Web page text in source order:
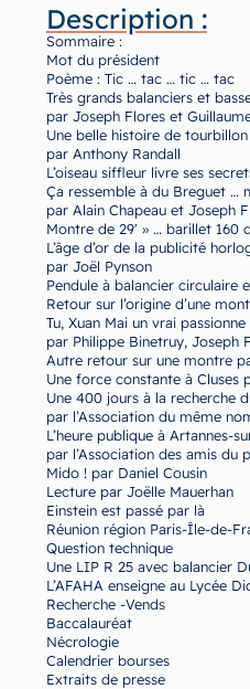
Description :
Sommaire :
Mot du président
Poème : Tic … tac … tic … tac
Très grands balanciers et
par Joseph Flores et
Une belle histoire de tourbillon
par Anthony Randall
L’oiseau siffleur livre ses
Ça ressemble à du Breguet …
par Alain Chapeau et Joseph
Montre de 29′ » … barillet 160
L’âge d’or de la publicité
par Joël Pynson
Pendule à balancier circulaire
Retour sur l’origine d’une
Tu, Xuan Mai un vrai passionne
par Philippe Binetruy, Joseph
Autre retour sur une montre
Une force constante à Cluses
Une 400 jours à la recherche
par l’Association du même
L’heure publique à Artannes-
par l’Association des amis du
Mido ! par Daniel Cousin
Lecture par Joëlle Mauerhan
Einstein est passé par là
Réunion région Paris-Île-de-
Question technique
Une LIP R 25 avec balancier
L’AFAHA enseigne au Lycée
Recherche -Vends
Baccalauréat
Nécrologie
Calendrier bourses
Extraits de presse